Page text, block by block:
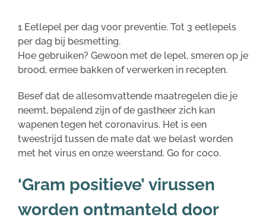
1 Eetlepel per dag voor preventie. Tot 3 eetlepels
per dag bij besmetting.
Hoe gebruiken? Gewoon met de lepel, smeren op je
brood, ermee bakken of verwerken in recepten.
Besef dat de allesomvattende maatregelen die je
neemt, bepalend zijn of de gastheer zich kan
wapenen tegen het coronavirus. Het is een
tweestrijd tussen de mate dat we belast worden
met het virus en onze weerstand. Go for coco.
‘Gram positieve’ virussen
worden ontmanteld door